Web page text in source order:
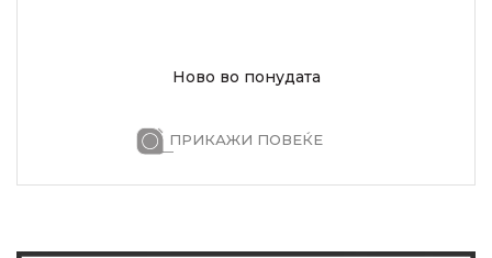
Ново во понудата
ПРИКАЖИ ПОВЕЌЕ